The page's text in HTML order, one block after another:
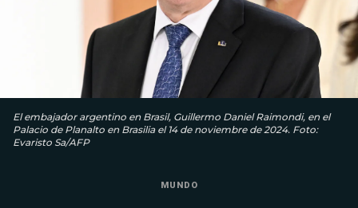
El embajador argentino en Brasil, Guillermo Daniel Raimondi, en el
Palacio de Planalto en Brasilia el 14 de noviembre de 2024. Foto:
Evaristo Sa/AFP
MUNDO